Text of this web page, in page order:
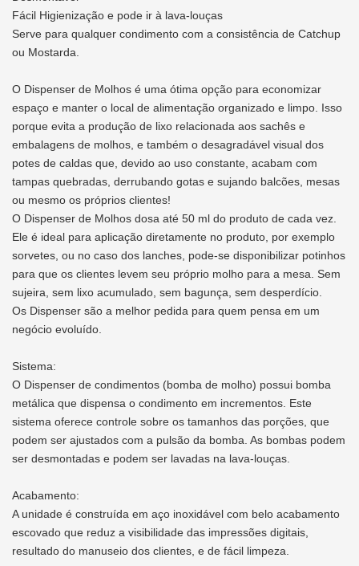
Fácil Higienização e pode ir à lava-louças
Serve para qualquer condimento com a consistência de Catchup
ou Mostarda.
O Dispenser de Molhos é uma ótima opção para economizar
espaço e manter o local de alimentação organizado e limpo. Isso
porque evita a produção de lixo relacionada aos sachês e
embalagens de molhos, e também o desagradável visual dos
potes de caldas que, devido ao uso constante, acabam com
tampas quebradas, derrubando gotas e sujando balcões, mesas
ou mesmo os próprios clientes!
O Dispenser de Molhos dosa até 50 ml do produto de cada vez.
Ele é ideal para aplicação diretamente no produto, por exemplo
sorvetes, ou no caso dos lanches, pode-se disponibilizar potinhos
para que os clientes levem seu próprio molho para a mesa. Sem
sujeira, sem lixo acumulado, sem bagunça, sem desperdício.
Os Dispenser são a melhor pedida para quem pensa em um
negócio evoluído.
Sistema:
O Dispenser de condimentos (bomba de molho) possui bomba
metálica que dispensa o condimento em incrementos. Este
sistema oferece controle sobre os tamanhos das porções, que
podem ser ajustados com a pulsão da bomba. As bombas podem
ser desmontadas e podem ser lavadas na lava-louças.
Acabamento:
A unidade é construída em aço inoxidável com belo acabamento
escovado que reduz a visibilidade das impressões digitais,
resultado do manuseio dos clientes, e de fácil limpeza.